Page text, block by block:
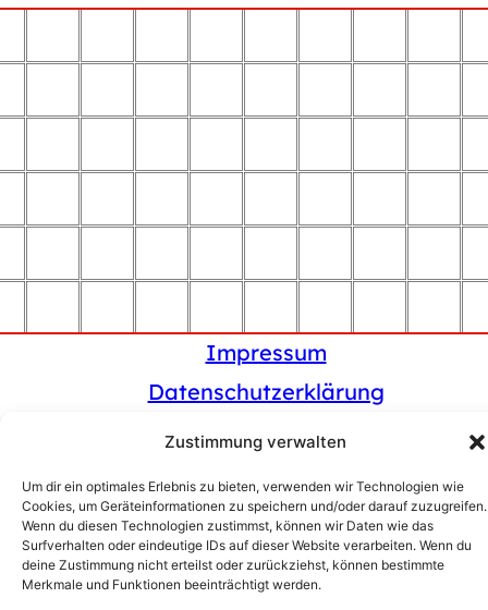
Zustimmung verwalten
Um dir ein optimales Erlebnis zu bieten, verwenden wir Technologien wie
Cookies, um Geräteinformationen zu speichern und/oder darauf zuzugreifen.
Wenn du diesen Technologien zustimmst, können wir Daten wie das
Surfverhalten oder eindeutige IDs auf dieser Website verarbeiten. Wenn du
deine Zustimmung nicht erteilst oder zurückziehst, können bestimmte
Merkmale und Funktionen beeinträchtigt werden.
Impressum
Datenschutzerklärung
Cookies-Richtlinien (EU)
© 2025 Fliesen-Kamil
digitaurus.de